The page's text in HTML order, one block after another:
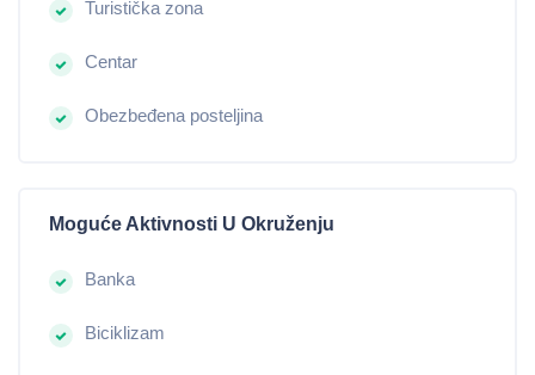
Turistička zona
Centar
Obezbeđena posteljina
Moguće Aktivnosti U Okruženju
Banka
Biciklizam